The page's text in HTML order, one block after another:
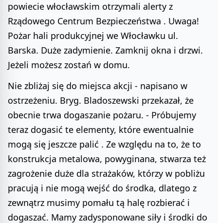
powiecie włocławskim otrzymali alerty z
Rządowego Centrum Bezpieczeństwa . Uwaga!
Pożar hali produkcyjnej we Włocławku ul.
Barska. Duże zadymienie. Zamknij okna i drzwi.
Jeżeli możesz zostań w domu.
Nie zbliżaj się do miejsca akcji - napisano w
ostrzeżeniu. Bryg. Bladoszewski przekazał, że
obecnie trwa dogaszanie pożaru. - Próbujemy
teraz dogasić te elementy, które ewentualnie
mogą się jeszcze palić . Ze względu na to, że to
konstrukcja metalowa, powyginana, stwarza też
zagrożenie duże dla strażaków, którzy w pobliżu
pracują i nie mogą wejść do środka, dlatego z
zewnątrz musimy pomału tą halę rozbierać i
dogaszać. Mamy zadysponowane siły i środki do